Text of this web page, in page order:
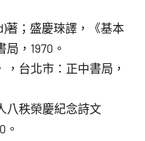
著；盛慶琜譯，《基本
，1970。
台北市：正中書局，
八秩榮慶紀念詩文
。